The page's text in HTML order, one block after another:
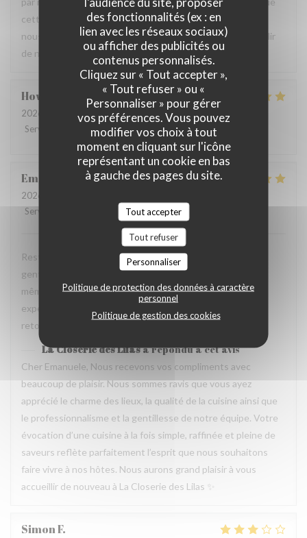
des fonctionnalités (ex : en
lien avec les réseaux sociaux)
ou afficher des publicités ou
contenus personnalisés.
Cliquez sur « Tout accepter »,
« Tout refuser » ou «
Personnaliser » pour gérer
vos préférences. Vous pouvez
modifier vos choix à tout
moment en cliquant sur l'icône
représentant un cookie en bas
à gauche des pages du site.
Tout accepter
Tout refuser
Personnaliser
Politique de protection des données à caractère
personnel
Politique de gestion des cookies
cette expérience a contribué à la réussite de votre repas
nous fait très plaisir. Nous serons heureux de vous accueillir
de nouveau à La Closerie des Lilas ✨
Howard
2026-07-31
- 20:15 - Couverts 4
Service
Ambiance: 5/5 Cuisine:5/5 Qualité / Prix
Emanuele C
2026-07-31
Service
5/5 Cuisine:5
Restaurant tres agreable, personnel avec expertise, tres
gentil et amable avec esprit! Cuisine simple et raffiné au
même temps, avec goût. Location charmante, pour un
experience que merece de retourner plusieur fois. Je
retournerai
La Closerie des Lilasa répondu à cet avis
Cher Emanuele, Nous recevons vos compliments avec
beaucoup de plaisir. Nous sommes ravis que vous ayez
apprécié le charme des lieux, la qualité de la cuisine ainsi que
le professionnalisme et la gentillesse de notre équipe. Votre
évocation d’une cuisine à la fois simple, raffinée et pleine de
saveurs reflète parfaitement l’esprit que nous souhaitons
faire vivre à nos hôtes. Nous aurons grand plaisir à vous
accueillir de nouveau à La Closerie des Lilas ✨
SimonF